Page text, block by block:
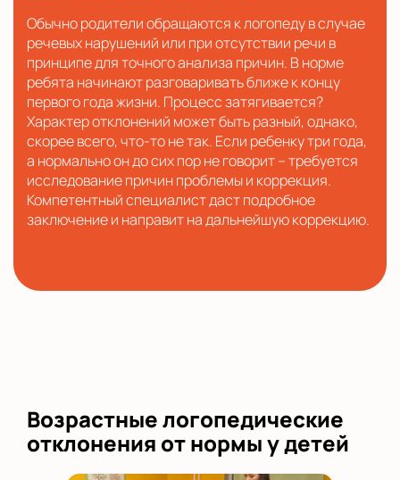
Обычно родители обращаются к логопеду в случае
речевых нарушений или при отсутствии речи в
принципе для точного анализа причин. В норме
ребята начинают разговаривать ближе к концу
первого года жизни. Процесс затягивается?
Характер отклонений может быть разный, однако,
скорее всего, что-то не так. Если ребенку три года,
а нормально он до сих пор не говорит – требуется
исследование причин проблемы и коррекция.
Компетентный специалист даст подробное
заключение и направит на дальнейшую коррекцию.
Возрастные логопедические
отклонения от нормы у детей